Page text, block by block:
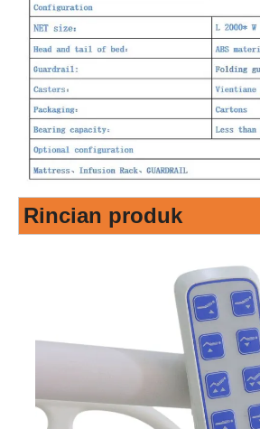
Rincian produk